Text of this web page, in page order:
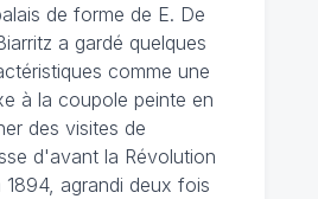
de forme de E. De
a gardé quelques
comme une
à la coupole peinte en
des visites de
d'avant la Révolution
1894, agrandi deux fois